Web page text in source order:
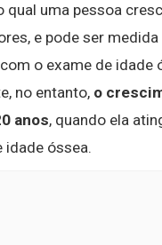
qual uma pessoa
e pode ser medida
o exame de idade
no entanto, o
anos, quando ela
idade óssea.